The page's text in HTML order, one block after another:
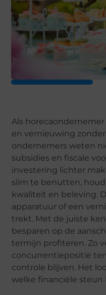
Als
en vernieuwing
ondernemers weten
subsidies en fiscale
investering lichter
slim te benutten,
kwaliteit en beleving.
apparatuur of een
trekt. Met de juiste
besparen op de
termijn profiteren. Zo
concurrentiepositie
controle blijven. Het
welke financiële steun